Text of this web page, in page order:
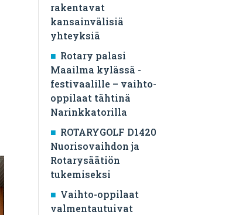
rakentavat
kansainvälisiä
yhteyksiä
Rotary palasi
Maailma kylässä -
festivaalille – vaihto-
oppilaat tähtinä
Narinkkatorilla
ROTARYGOLF D1420
Nuorisovaihdon ja
Rotarysäätiön
tukemiseksi
Vaihto-oppilaat
valmentautuivat